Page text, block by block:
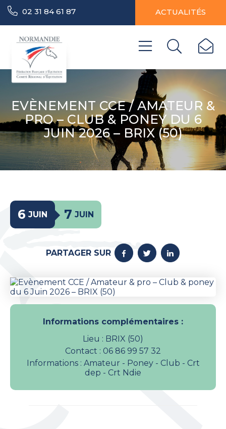
02 31 84 61 87 ACTUALITÉS
EVÈNEMENT CCE / AMATEUR &
PRO – CLUB & PONEY DU 6
JUIN 2026 – BRIX (50)
6 JUIN 7 JUIN
PARTAGER SUR
Informations complémentaires :
Lieu : BRIX (50)
Contact : 06 86 99 57 32
Informations : Amateur - Poney - Club - Crt
dep - Crt Ndie